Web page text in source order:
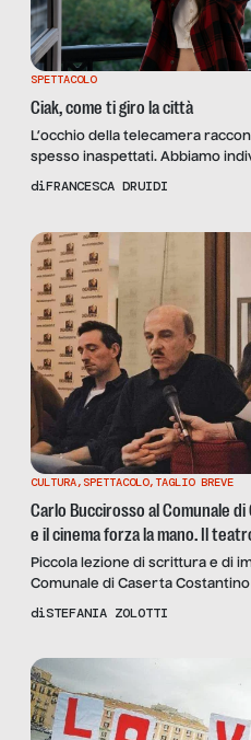
SPETTACOLO
Ciak, come ti giro la città
L’occhio della telecamera
spesso inaspettati. Abbiamo
hanno descritto alcune città da
diFRANCESCA DRUIDI
CULTURA, SPETTACOLO,TAGLIO BREVE
Carlo Buccirosso al Comunale
e il cinema forza la mano. Il
Piccola lezione di scrittura e di
Comunale di Caserta
Buccirosso, che durante Il
diSTEFANIA ZOLOTTI